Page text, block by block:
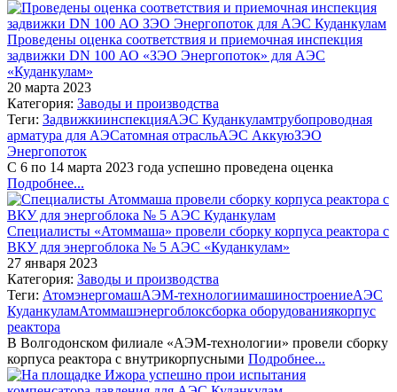
Проведены оценка соответствия и приемочная инспекция
задвижки DN 100 АО «ЗЭО Энергопоток» для АЭС
«Куданкулам»
20 марта 2023
Категория: Заводы и производства
Теги: ЗадвижкиинспекцияАЭС Куданкуламтрубопроводная
арматура для АЭСатомная отрасльАЭС АккуюЗЭО
Энергопоток
С 6 по 14 марта 2023 года успешно проведена оценка
Подробнее...
Специалисты «Атоммаша» провели сборку корпуса реактора с
ВКУ для энергоблока № 5 АЭС «Куданкулам»
27 января 2023
Категория: Заводы и производства
Теги: АтомэнергомашАЭМ-технологиимашиностроениеАЭС
КуданкуламАтоммашэнергоблоксборка оборудованиякорпус
реактора
В Волгодонском филиале «АЭМ-технологии» провели сборку
корпуса реактора с внутрикорпусными Подробнее...